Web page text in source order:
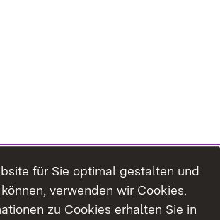
für Sie optimal gestalten und
verwenden wir Cookies.
zu Cookies erhalten Sie in